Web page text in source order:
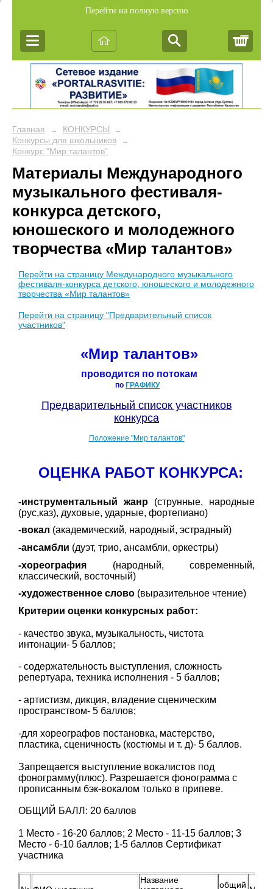
Перейти на полную версию
Главная → КОНКУРСЫ →
Конкурсы для школьников →
Конкурс "Мир талантов"
Материалы Международного
музыкального фестиваля-
конкурса детского,
юношеского и молодежного
творчества «Мир талантов»
Перейти на страницу Международного музыкального
фестиваля-конкурса детского, юношеского и молодежного
творчества «Мир талантов»
Перейти на страницу "Предварительный список
участников"
«Мир талантов»
проводится по потокам
по ГРАФИКУ
Предварительный список участников
конкурса
Положение "Мир талантов"
ОЦЕНКА РАБОТ КОНКУРСА:
-инструментальный жанр (струнные, народные
(рус,каз), духовые, ударные, фортепиано)
-вокал (академический, народный, эстрадный)
-ансамбли (дуэт, трио, ансамбли, оркестры)
-хореография (народный, современный,
классический, восточный)
-художественное слово (выразительное чтение)
Критерии оценки конкурсных работ:
- качество звука, музыкальность, чистота
интонации- 5 баллов;
- содержательность выступления, сложность
репертуара, техника исполнения - 5 баллов;
- артистизм, дикция, владение сценическим
пространством- 5 баллов;
-для хореографов постановка, мастерство,
пластика, сценичность (костюмы и т. д)- 5 баллов.
Запрещается выступление вокалистов под
фонограмму(плюс). Разрешается фонограмма с
прописанным бэк-вокалом только в припеве.
ОБЩИЙ БАЛЛ: 20 баллов
1 Место - 16-20 баллов; 2 Место - 11-15 баллов; 3
Место - 6-10 баллов; 1-5 баллов Сертификат
участника
Название
общий